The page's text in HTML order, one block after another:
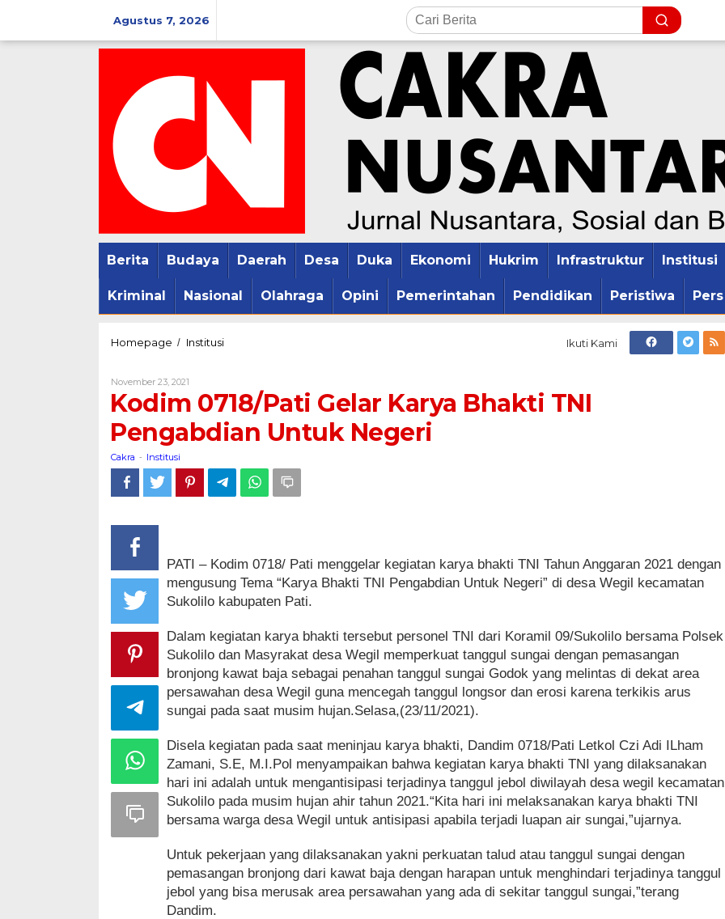
konten
Agustus 7, 2026
Berita Budaya Daerah Desa Duka Ekonomi Hukrim Infrastruktur Institusi
Kriminal Nasional Olahraga Opini Pemerintahan Pendidikan Peristiwa Pers
Homepage / InstitusiKodim
Bhakti
TNI
Pengabdian
Negeri
Ikuti Kami
November 23, 2021
Cakra
Kodim 0718/Pati Gelar Karya Bhakti TNI
Pengabdian Untuk Negeri
Cakra - Institusi
PATI – Kodim 0718/ Pati menggelar kegiatan karya bhakti TNI Tahun Anggaran 2021 dengan
mengusung Tema “Karya Bhakti TNI Pengabdian Untuk Negeri” di desa Wegil kecamatan
Sukolilo kabupaten Pati.
Dalam kegiatan karya bhakti tersebut personel TNI dari Koramil 09/Sukolilo bersama Polsek
Sukolilo dan Masyrakat desa Wegil memperkuat tanggul sungai dengan pemasangan
bronjong kawat baja sebagai penahan tanggul sungai Godok yang melintas di dekat area
persawahan desa Wegil guna mencegah tanggul longsor dan erosi karena terkikis arus
sungai pada saat musim hujan.Selasa,(23/11/2021).
Disela kegiatan pada saat meninjau karya bhakti, Dandim 0718/Pati Letkol Czi Adi ILham
Zamani, S.E, M.I.Pol menyampaikan bahwa kegiatan karya bhakti TNI yang dilaksanakan
hari ini adalah untuk mengantisipasi terjadinya tanggul jebol diwilayah desa wegil kecamatan
Sukolilo pada musim hujan ahir tahun 2021.“Kita hari ini melaksanakan karya bhakti TNI
bersama warga desa Wegil untuk antisipasi apabila terjadi luapan air sungai,”ujarnya.
Untuk pekerjaan yang dilaksanakan yakni perkuatan talud atau tanggul sungai dengan
pemasangan bronjong dari kawat baja dengan harapan untuk menghindari terjadinya tanggul
jebol yang bisa merusak area persawahan yang ada di sekitar tanggul sungai,”terang
Dandim.